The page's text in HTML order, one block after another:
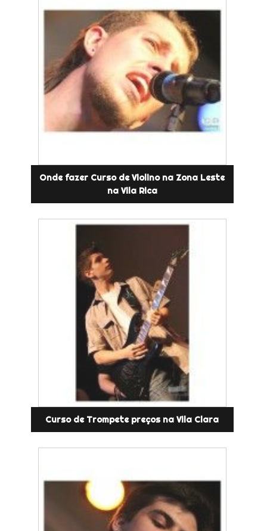
Onde fazer Curso de Violino na Zona Leste
na Vila Rica
Curso de Trompete preços na Vila Clara